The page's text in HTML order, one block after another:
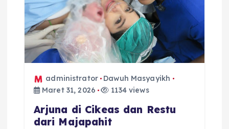
administrator
Dawuh Masyayikh
Maret 31, 2026
1134 views
Arjuna di Cikeas dan Restu
dari Majapahit